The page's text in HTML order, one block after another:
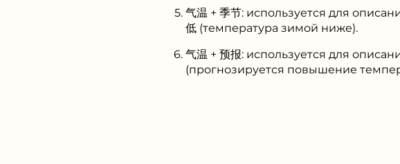
气温 + 季节: используется для
低 (температура зимой ниже).
气温 + 预报: используется для
(прогнозируется повышение